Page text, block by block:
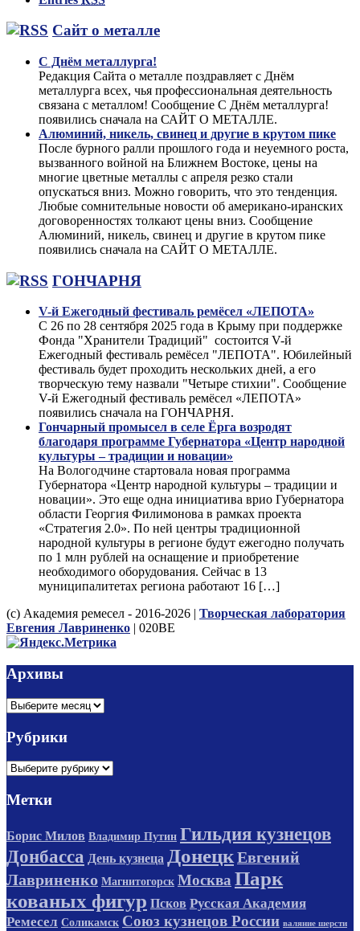
Сайт о металле
С Днём металлурга!
Редакция Сайта о металле поздравляет с Днём
металлурга всех, чья профессиональная деятельность
связана с металлом! Сообщение С Днём металлурга!
появились сначала на САЙТ О МЕТАЛЛЕ.
Алюминий, никель, свинец и другие в крутом пике
После бурного ралли прошлого года и неуемного роста,
вызванного войной на Ближнем Востоке, цены на
многие цветные металлы с апреля резко стали
опускаться вниз. Можно говорить, что это тенденция.
Любые сомнительные новости об американо-иранских
договоренностях толкают цены вниз. Сообщение
Алюминий, никель, свинец и другие в крутом пике
появились сначала на САЙТ О МЕТАЛЛЕ.
ГОНЧАРНЯ
V-й Ежегодный фестиваль ремёсел «ЛЕПОТА»
С 26 по 28 сентября 2025 года в Крыму при поддержке
Фонда "Хранители Традиций" состоится V-й
Ежегодный фестиваль ремёсел "ЛЕПОТА". Юбилейный
фестиваль будет проходить нескольких дней, а его
творческую тему назвали "Четыре стихии". Сообщение
V-й Ежегодный фестиваль ремёсел «ЛЕПОТА»
появились сначала на ГОНЧАРНЯ.
Гончарный промысел в селе Ёрга возродят
благодаря программе Губернатора «Центр народной
культуры – традиции и новации»
На Вологодчине стартовала новая программа
Губернатора «Центр народной культуры – традиции и
новации». Это еще одна инициатива врио Губернатора
области Георгия Филимонова в рамках проекта
«Стратегия 2.0». По ней центры традиционной
народной культуры в регионе будут ежегодно получать
по 1 млн рублей на оснащение и приобретение
необходимого оборудования. Сейчас в 13
муниципалитетах региона работают 16 […]
(с) Академия ремесел - 2016-2026 | Творческая лаборатория
Евгения Лавриненко | 020BE
Архивы
Архивы
Рубрики
Рубрики
Метки
Борис Милов Владимир Путин Гильдия кузнецов
Донбасса День кузнеца ДонецкЕвгений
Лавриненко Магнитогорск Москва Парк
кованых фигур Псков Русская Академия
Ремесел Соликамск Союз кузнецов России валяние шерсти